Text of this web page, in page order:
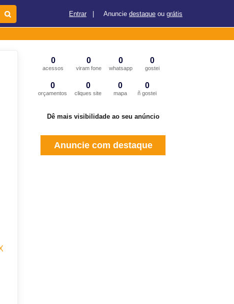
Entrar Anuncie destaque ou grátis
0
acessos
0
viram fone
0
whatsapp
0
gostei
0
orçamentos
0
cliques site
0
mapa
0
ñ gostei
Dê mais visibilidade ao seu anúncio
Anuncie com destaque